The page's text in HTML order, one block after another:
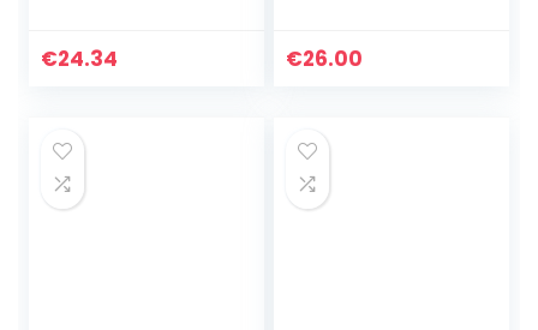
€24.34
Buitenplanten –
€26.00